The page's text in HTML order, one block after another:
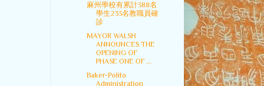
麻州學校有累計388名
學生233名教職員確
診
MAYOR WALSH
ANNOUNCES THE
OPENING OF
PHASE ONE OF ...
Baker-Polito
Administration